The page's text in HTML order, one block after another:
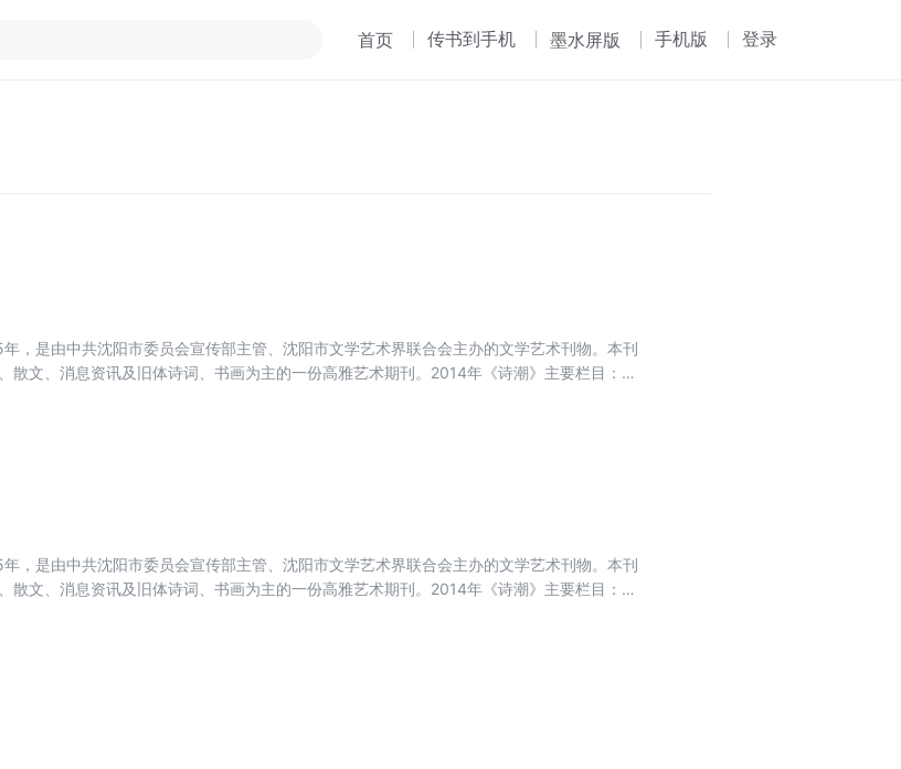
首页 传书到手机 墨水屏版 手机版 登录
年，是由中共沈阳市委员会宣传部主管、沈阳市文学艺术界联合会主办的文学艺术刊物。本刊
散文、消息资讯及旧体诗词、书画为主的一份高雅艺术期刊。2014年《诗潮》主要栏目：开
年，是由中共沈阳市委员会宣传部主管、沈阳市文学艺术界联合会主办的文学艺术刊物。本刊
散文、消息资讯及旧体诗词、书画为主的一份高雅艺术期刊。2014年《诗潮》主要栏目：开